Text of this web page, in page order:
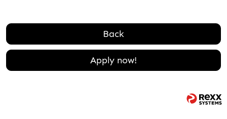
Back
Apply now!